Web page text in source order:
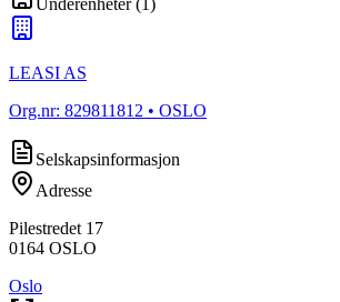
Underenheter(1)
LEASI AS
Org.nr: 829811812 • OSLO
Selskapsinformasjon
Adresse
Pilestredet 17
0164 OSLO
Oslo